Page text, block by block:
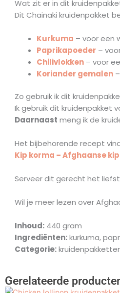
Wat zit er in dit
Dit Chainaki kruidenpakket
Kurkuma – voor een
Paprikapoeder –
Chilivlokken – voor
Koriander gemalen
Zo gebruik ik dit
Ik gebruik dit kruidenpakket
Daarnaast meng ik de
Het bijbehorende recept
Kip korma – Afghaanse
Serveer dit gerecht het
Wil je meer lezen over
Inhoud: 440 gram
Ingrediënten:kurkuma,
Categorie:
Gerelateerde